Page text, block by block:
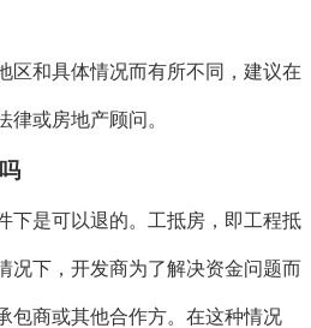
区和具体情况而有所不同，建议在
律或房地产顾问。
下是可以退的。工抵房，即工程抵
况下，开发商为了解决资金问题而
包商或其他合作方。在这种情况